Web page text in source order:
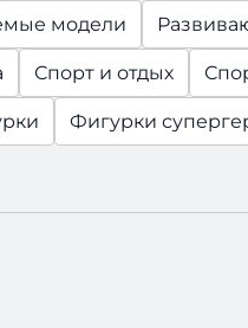
модели
Спорт и отдых
Фигурки